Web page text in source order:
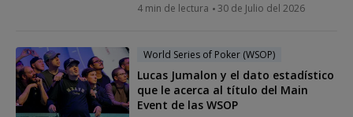
4 min de lectura 30 de Julio del 2026
World Series of Poker (WSOP)
Lucas Jumalon y el dato estadístico
que le acerca al título del Main
Event de las WSOP